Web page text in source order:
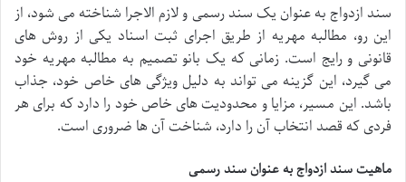
سند ازدواج به عنوان یک سند رسمی و لازم الاجرا شناخته می شود، از
این رو، مطالبه مهریه از طریق اجرای ثبت اسناد یکی از روش های
قانونی و رایج است. زمانی که یک بانو تصمیم به مطالبه مهریه خود
می گیرد، این گزینه می تواند به دلیل ویژگی های خاص خود، جذاب
باشد. این مسیر، مزایا و محدودیت های خاص خود را دارد که برای هر
فردی که قصد انتخاب آن را دارد، شناخت آن ها ضروری است.
ماهیت سند ازدواج به عنوان سند رسمی